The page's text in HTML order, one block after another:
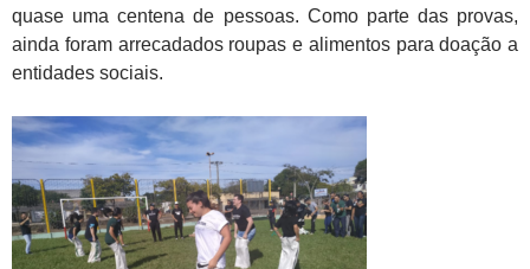
quase uma centena de pessoas. Como parte das provas,
ainda foram arrecadados roupas e alimentos para doação a
entidades sociais.